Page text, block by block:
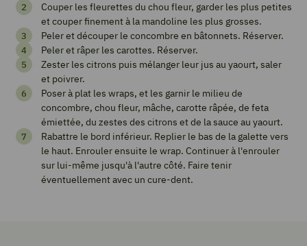
Couper les fleurettes du chou fleur, garder les plus petites
et couper finement à la mandoline les plus grosses.
Peler et découper le concombre en bâtonnets. Réserver.
Peler et râper les carottes. Réserver.
Zester les citrons puis mélanger leur jus au yaourt, saler
et poivrer.
Poser à plat les wraps, et les garnir le milieu de
concombre, chou fleur, mâche, carotte râpée, de feta
émiettée, du zestes des citrons et de la sauce au yaourt.
Rabattre le bord inférieur. Replier le bas de la galette vers
le haut. Enrouler ensuite le wrap. Continuer à l'enrouler
sur lui-même jusqu'à l'autre côté. Faire tenir
éventuellement avec un cure-dent.
crudités
et
feta
Imprimer
la
recette